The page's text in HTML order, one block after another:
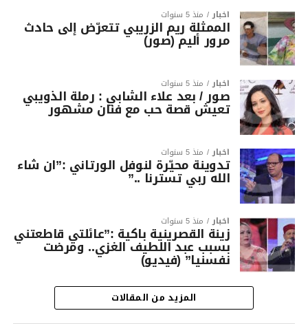
أخبار منذ 5 سنوات
الممثلة ريم الزريبي تتعرّض إلى حادث
مرور أليم (صور)
أخبار منذ 5 سنوات
صور / بعد علاء الشابي : رملة الذويبي
تعيش قصة حب مع فنان مشهور
أخبار منذ 5 سنوات
تدوينة محيّرة لنوفل الورتاني :”ان شاء
الله ربي تسترنا ..”
أخبار منذ 5 سنوات
زينة القصرينية باكية :”عائلتي قاطعتني
بسبب عبد اللطيف الغزي.. ومرضت
نفسنيا” (فيديو)
المزيد من المقالات